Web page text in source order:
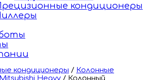
кондиционеры
кондиционеры / Колонные
Mitsubishi Heavy / Колонный